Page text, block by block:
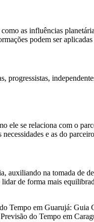
as influências
podem ser
ele se relaciona com o
e as do
auxiliando na tomada de
de forma mais
Tempo em Guarujá: Guia
Previsão do Tempo em